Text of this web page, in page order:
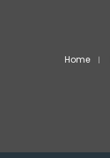
Home